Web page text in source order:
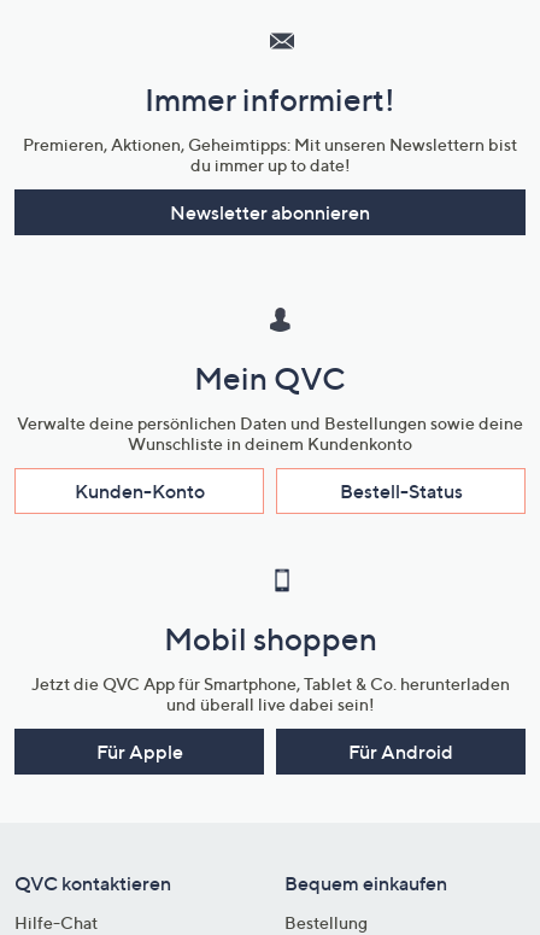
Unternehmensinformationen
Immer informiert!
Premieren, Aktionen, Geheimtipps: Mit unseren Newslettern bist
du immer up to date!
Newsletter abonnieren
Mein QVC
Verwalte deine persönlichen Daten und Bestellungen sowie deine
Wunschliste in deinem Kundenkonto
Kunden-Konto Bestell-Status
Mobil shoppen
Jetzt die QVC App für Smartphone, Tablet & Co. herunterladen
und überall live dabei sein!
Für Apple Für Android
QVC kontaktieren
Hilfe-Chat
Bequem einkaufen
Bestellung